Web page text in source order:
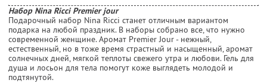
Набор Nina Ricci Premier jour
Подарочный набор Nina Ricci cтанет отличным вариантом
подарка на любой праздник. В наборы собрано все, что нужно
современной женщине. Аромат Premier Jour - нежный,
естественный, но в тоже время страстный и насыщенный, аромат
солнечных дней, мягкой теплоты свежего утра и любови. Гель для
душа и лосьон для тела помогут коже выглядеть молодой и
подтянутой.